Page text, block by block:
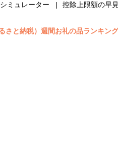
ミュレーター
控除上限額の早
さと納税）週間お礼の品ランキング